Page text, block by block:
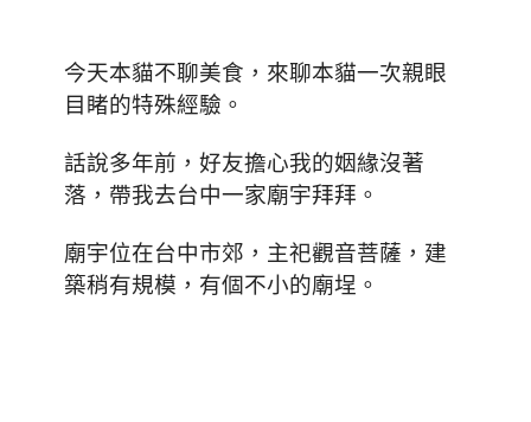
今天本貓不聊美食，來聊本貓一次親眼
目睹的特殊經驗。
話說多年前，好友擔心我的姻緣沒著
落，帶我去台中一家廟宇拜拜。
廟宇位在台中市郊，主祀觀音菩薩，建
築稍有規模，有個不小的廟埕。